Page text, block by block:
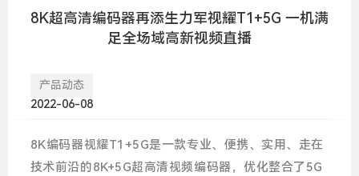
8K超高清编码器再添生力军视耀T1+5G 一机满
足全场域高新视频直播
产品动态
2022-06-08
8K编码器视耀T1+5G是一款专业、便携、实用、走在
技术前沿的8K+5G超高清视频编码器，优化整合了5G